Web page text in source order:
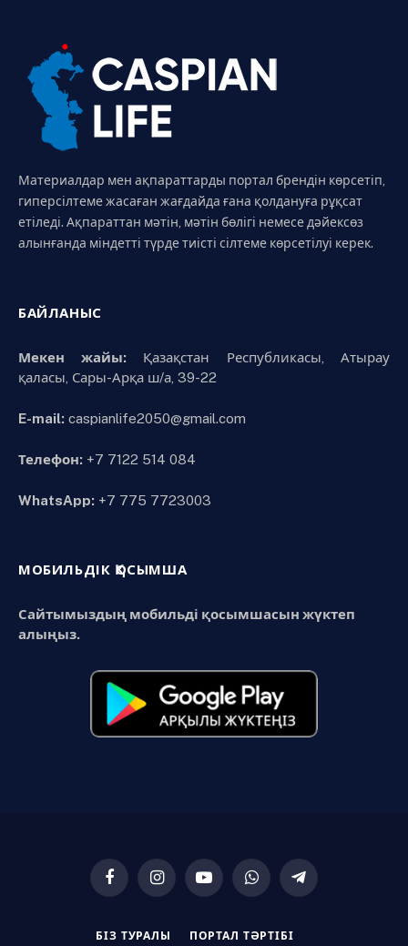
Материалдар мен ақпараттарды портал брендін көрсетіп,
гиперсілтеме жасаған жағдайда ғана қолдануға рұқсат
етіледі. Ақпараттан мәтін, мәтін бөлігі немесе дәйексөз
алынғанда міндетті түрде тиісті сілтеме көрсетілуі керек.
БАЙЛАНЫС
Мекен жайы:Қазақстан Республикасы, Атырау
қаласы, Сары-Арқа ш/а, 39-22
E-mail: caspianlife2050@gmail.com
Телефон: +7 7122 514 084
WhatsApp: +7 775 7723003
МОБИЛЬДІК ҚОСЫМША
Сайтымыздың мобильді қосымшасын жүктеп
алыңыз.
FacebookInstagramYouTubeWhatsAppTelegram
БІЗ ТУРАЛЫ ПОРТАЛ ТӘРТІБІ